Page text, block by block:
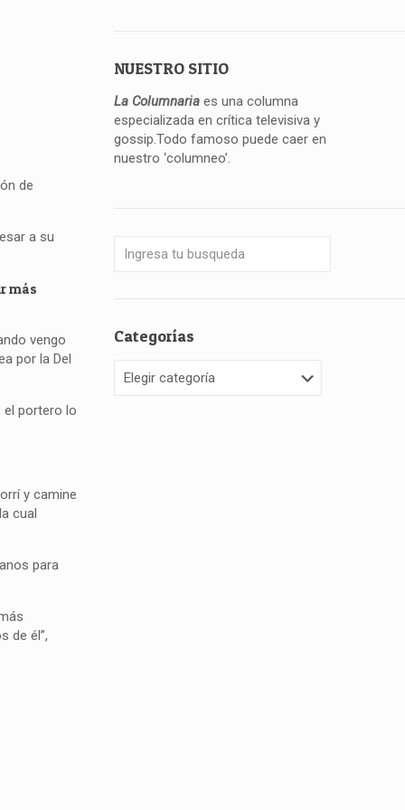
de
a su
más
vengo
por la Del
el portero lo
y camine
cual
para
de él”,
NUESTRO SITIO
La Columnaria es una columna
especializada en crítica televisiva y
gossip.Todo famoso puede caer en
nuestro ‘columneo’.
Categorías